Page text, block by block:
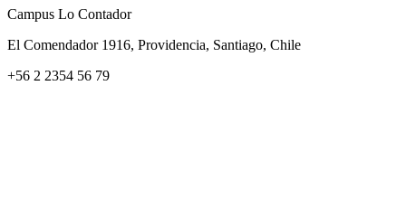
Campus Lo Contador
El Comendador 1916, Providencia, Santiago, Chile
+56 2 2354 56 79